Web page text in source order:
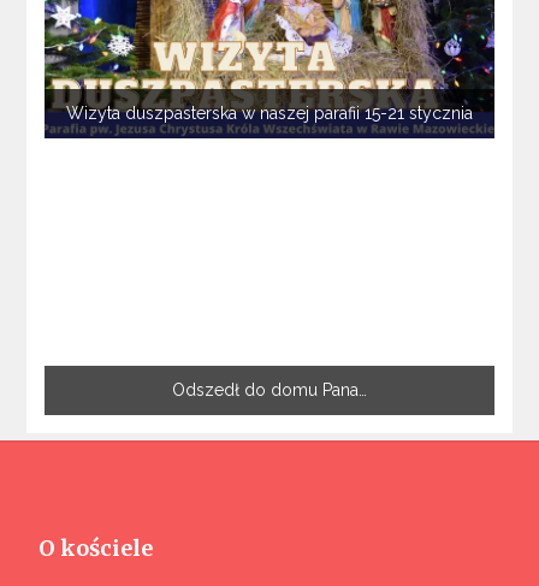
Wizyta duszpasterska w naszej parafii 15-21 stycznia
Odszedł do domu Pana…
O kościele